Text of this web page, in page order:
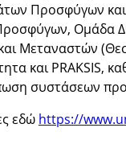
Προσφύγων
Ομάδα
Μεταναστών
και PRAKSIS,
συστάσεων
εδώ https://